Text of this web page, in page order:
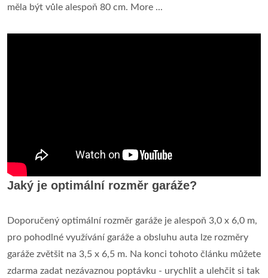
měla být vůle alespoň 80 cm. More ...
Jaký je optimální rozměr garáže?
Doporučený optimální rozměr garáže je alespoň 3,0 x 6,0 m,
pro pohodlné využívání garáže a obsluhu auta lze rozměry
garáže zvětšit na 3,5 x 6,5 m. Na konci tohoto článku můžete
zdarma zadat nezávaznou poptávku - urychlit a ulehčit si tak